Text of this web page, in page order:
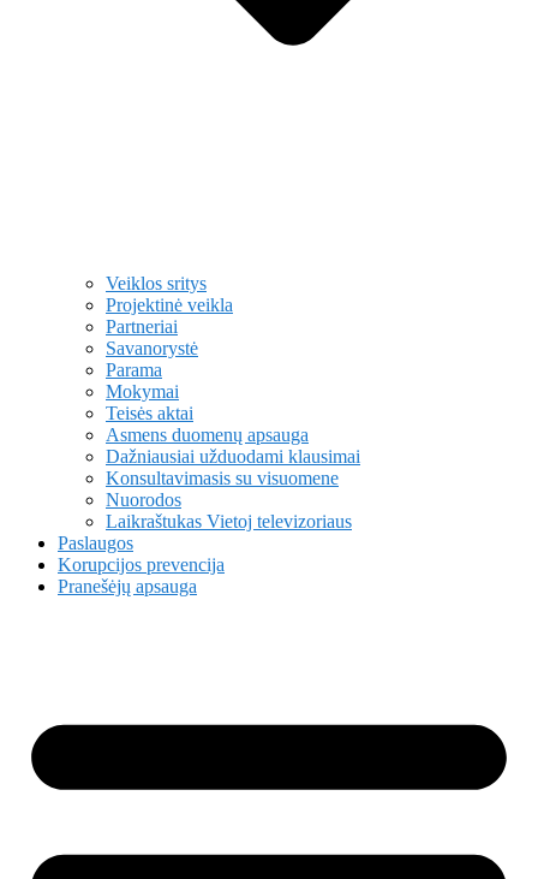
Veiklos sritys
Projektinė veikla
Partneriai
Savanorystė
Parama
Mokymai
Teisės aktai
Asmens duomenų apsauga
Dažniausiai užduodami klausimai
Konsultavimasis su visuomene
Nuorodos
Laikraštukas Vietoj televizoriaus
Paslaugos
Korupcijos prevencija
Pranešėjų apsauga